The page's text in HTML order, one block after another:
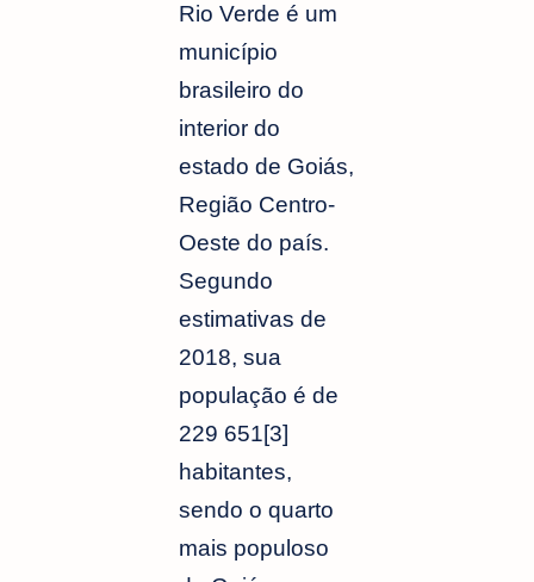
Rio Verde é um
município
brasileiro do
interior do
estado de Goiás,
Região Centro-
Oeste do país.
Segundo
estimativas de
2018, sua
população é de
229 651[3]
habitantes,
sendo o quarto
mais populoso